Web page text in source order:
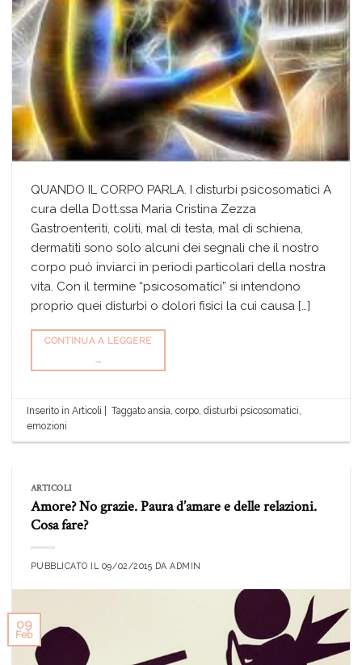
QUANDO IL CORPO PARLA. I disturbi psicosomatici A
cura della Dott.ssa Maria Cristina Zezza
Gastroenteriti, coliti, mal di testa, mal di schiena,
dermatiti sono solo alcuni dei segnali che il nostro
corpo può inviarci in periodi particolari della nostra
vita. Con il termine “psicosomatici” si intendono
proprio quei disturbi o dolori fisici la cui causa […]
CONTINUA A LEGGERE
→
Inserito inArticoli Taggatoansia,corpo,disturbi psicosomatici,
emozioni
ARTICOLI
Amore? No grazie. Paura d’amare e delle relazioni.
Cosa fare?
PUBBLICATO IL 09/02/2015 DAADMIN
09
Feb